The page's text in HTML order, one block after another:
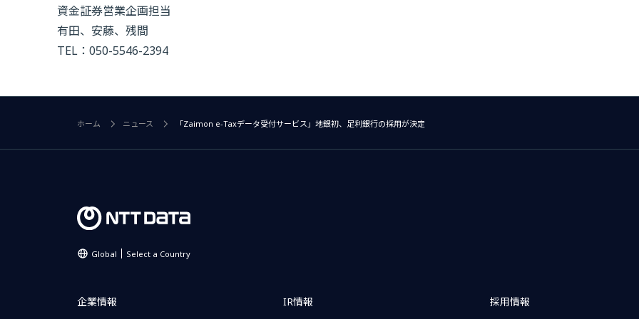
資金証券営業企画担当
有田、安藤、残間
TEL：050-5546-2394
ホーム ニュース 「Zaimon e-Taxデータ受付サービス」地銀初、足利銀行の採用が決定
Global Select a Country
企業情報 IR情報 採用情報